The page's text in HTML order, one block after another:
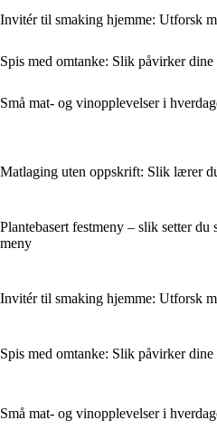
Invitér til smaking hjemme: Utforsk
Spis med omtanke: Slik påvirker
Små mat- og vinopplevelser i
Matlaging uten oppskrift: Slik lærer
Plantebasert festmeny – slik setter
meny
Invitér til smaking hjemme: Utforsk
Spis med omtanke: Slik påvirker
Små mat- og vinopplevelser i